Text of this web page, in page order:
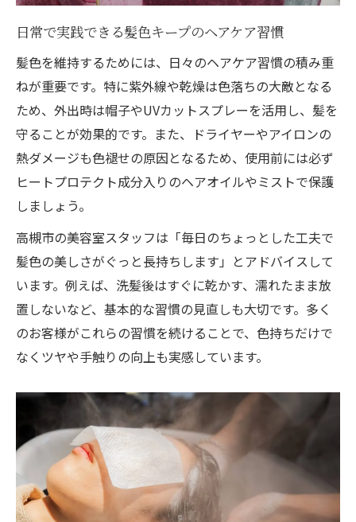
日常で実践できる髪色キープのヘアケア習慣
髪色を維持するためには、日々のヘアケア習慣の積み重
ねが重要です。特に紫外線や乾燥は色落ちの大敵となる
ため、外出時は帽子やUVカットスプレーを活用し、髪を
守ることが効果的です。また、ドライヤーやアイロンの
熱ダメージも色褪せの原因となるため、使用前には必ず
ヒートプロテクト成分入りのヘアオイルやミストで保護
しましょう。
高槻市の美容室スタッフは「毎日のちょっとした工夫で
髪色の美しさがぐっと長持ちします」とアドバイスして
います。例えば、洗髪後はすぐに乾かす、濡れたまま放
置しないなど、基本的な習慣の見直しも大切です。多く
のお客様がこれらの習慣を続けることで、色持ちだけで
なくツヤや手触りの向上も実感しています。